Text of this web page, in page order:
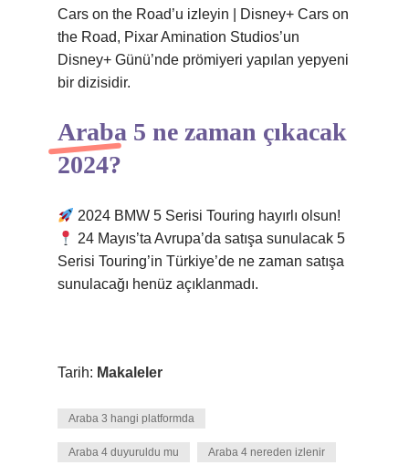
Cars on the Road’u izleyin | Disney+ Cars on
the Road, Pixar Amination Studios’un
Disney+ Günü’nde prömiyeri yapılan yepyeni
bir dizisidir.
Araba 5 ne zaman çıkacak
2024?
2024 BMW 5 Serisi Touring hayırlı olsun!
24 Mayıs’ta Avrupa’da satışa sunulacak 5
Serisi Touring’in Türkiye’de ne zaman satışa
sunulacağı henüz açıklanmadı.
Tarih: Makaleler
Araba 3 hangi platformda
Araba 4 duyuruldu mu Araba 4 nereden izlenir